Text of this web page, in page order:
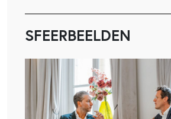
SFEERBEELDEN